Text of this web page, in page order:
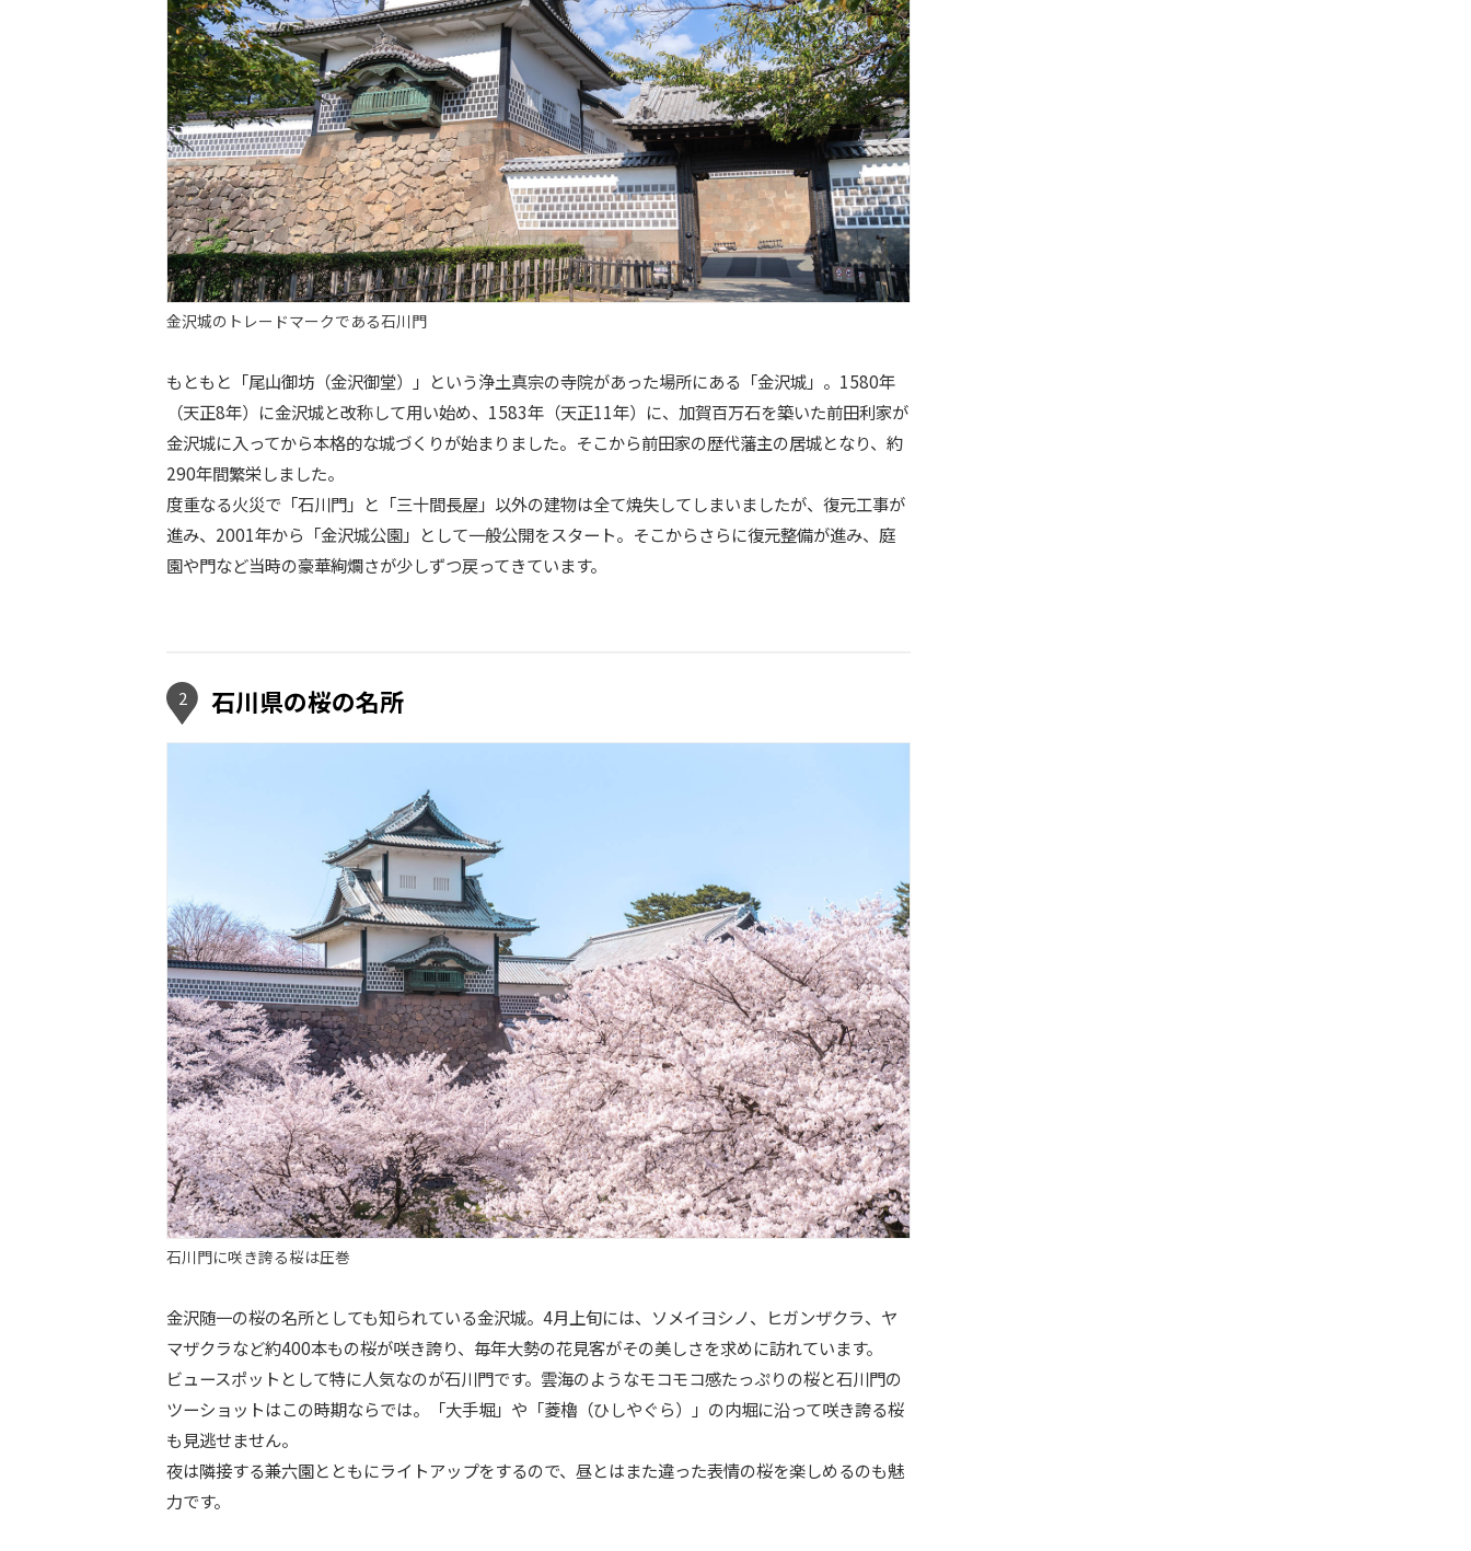
金沢城のトレードマークである石川門
もともと「尾山御坊（金沢御堂）」という浄土真宗の寺院があった場所にある「金沢城」。1580年
（天正8年）に金沢城と改称して用い始め、1583年（天正11年）に、加賀百万石を築いた前田利家が
金沢城に入ってから本格的な城づくりが始まりました。そこから前田家の歴代藩主の居城となり、約
290年間繁栄しました。
度重なる火災で「石川門」と「三十間長屋」以外の建物は全て焼失してしまいましたが、復元工事が
進み、2001年から「金沢城公園」として一般公開をスタート。そこからさらに復元整備が進み、庭
園や門など当時の豪華絢爛さが少しずつ戻ってきています。
2 石川県の桜の名所
石川門に咲き誇る桜は圧巻
金沢随一の桜の名所としても知られている金沢城。4月上旬には、ソメイヨシノ、ヒガンザクラ、ヤ
マザクラなど約400本もの桜が咲き誇り、毎年大勢の花見客がその美しさを求めに訪れています。
ビュースポットとして特に人気なのが石川門です。雲海のようなモコモコ感たっぷりの桜と石川門の
ツーショットはこの時期ならでは。「大手堀」や「菱櫓（ひしやぐら）」の内堀に沿って咲き誇る桜
も見逃せません。
夜は隣接する兼六園とともにライトアップをするので、昼とはまた違った表情の桜を楽しめるのも魅
力です。